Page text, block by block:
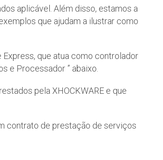
aplicável. Além disso, estamos a
que ajudam a ilustrar como
Express, que atua como controlador
e Processador ” abaixo.
pela XHOCKWARE e que
contrato de prestação de serviços